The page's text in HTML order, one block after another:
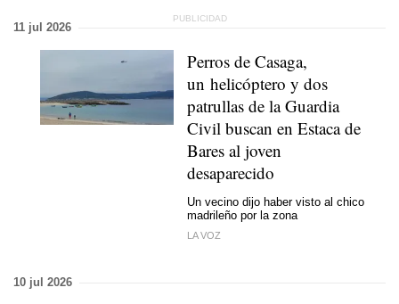
11 jul 2026
Perros de Casaga,
un helicóptero y dos
patrullas de la Guardia
Civil buscan en Estaca de
Bares al joven
desaparecido
Un vecino dijo haber visto al chico
madrileño por la zona
LA VOZ
10 jul 2026